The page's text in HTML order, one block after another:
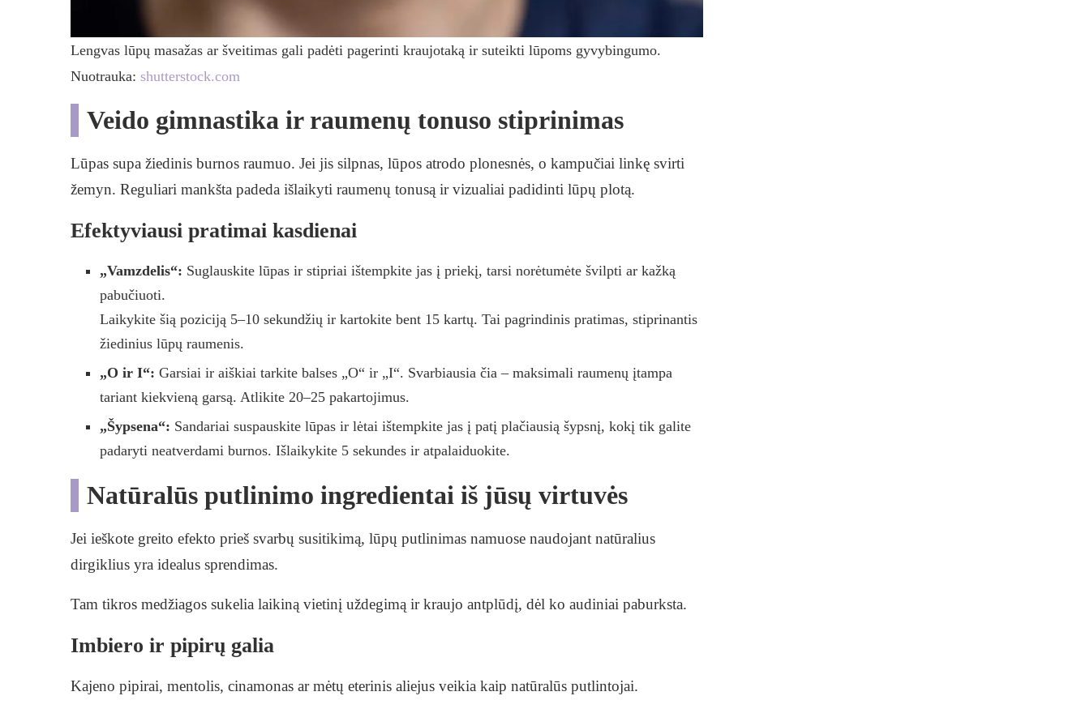
Lengvas lūpų masažas ar šveitimas gali padėti pagerinti kraujotaką ir suteikti lūpoms gyvybingumo.
Nuotrauka: shutterstock.com
Veido gimnastika ir raumenų tonuso stiprinimas
Lūpas supa žiedinis burnos raumuo. Jei jis silpnas, lūpos atrodo plonesnės, o kampučiai linkę svirti
žemyn. Reguliari mankšta padeda išlaikyti raumenų tonusą ir vizualiai padidinti lūpų plotą.
Efektyviausi pratimai kasdienai
„Vamzdelis“: Suglauskite lūpas ir stipriai ištempkite jas į priekį, tarsi norėtumėte švilpti ar kažką
pabučiuoti.
Laikykite šią poziciją 5–10 sekundžių ir kartokite bent 15 kartų. Tai pagrindinis pratimas, stiprinantis
žiedinius lūpų raumenis.
„O ir I“: Garsiai ir aiškiai tarkite balses „O“ ir „I“. Svarbiausia čia – maksimali raumenų įtampa
tariant kiekvieną garsą. Atlikite 20–25 pakartojimus.
„Šypsena“: Sandariai suspauskite lūpas ir lėtai ištempkite jas į patį plačiausią šypsnį, kokį tik galite
padaryti neatverdami burnos. Išlaikykite 5 sekundes ir atpalaiduokite.
Natūralūs putlinimo ingredientai iš jūsų virtuvės
Jei ieškote greito efekto prieš svarbų susitikimą, lūpų putlinimas namuose naudojant natūralius
dirgiklius yra idealus sprendimas.
Tam tikros medžiagos sukelia laikiną vietinį uždegimą ir kraujo antplūdį, dėl ko audiniai paburksta.
Imbiero ir pipirų galia
Kajeno pipirai, mentolis, cinamonas ar mėtų eterinis aliejus veikia kaip natūralūs putlintojai.